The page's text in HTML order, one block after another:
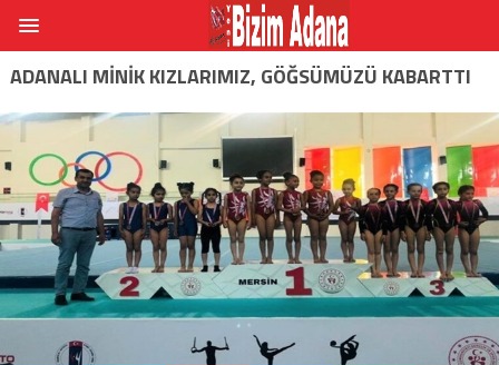
ADANALI MINIK KIZLARIMIZ, GÖĞSÜMÜZÜ KABARTTI